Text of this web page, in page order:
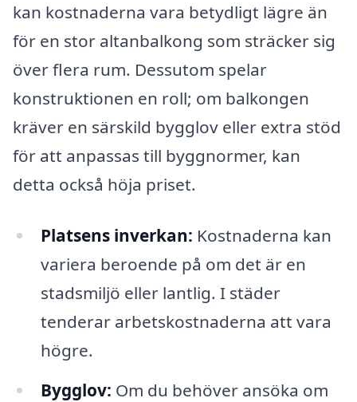
kan kostnaderna vara betydligt lägre än
för en stor altanbalkong som sträcker sig
över flera rum. Dessutom spelar
konstruktionen en roll; om balkongen
kräver en särskild bygglov eller extra stöd
för att anpassas till byggnormer, kan
detta också höja priset.
Platsens inverkan: Kostnaderna kan
variera beroende på om det är en
stadsmiljö eller lantlig. I städer
tenderar arbetskostnaderna att vara
högre.
Bygglov: Om du behöver ansöka om